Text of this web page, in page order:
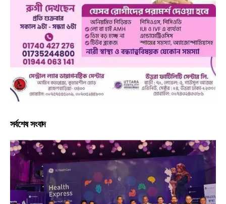
সর্বশেষ সংবাদ